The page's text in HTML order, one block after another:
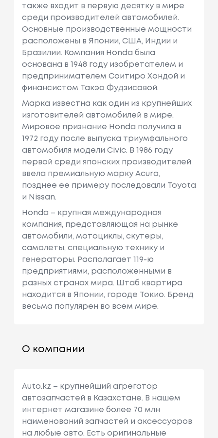
также входит в первую десятку в мире
среди производителей автомобилей.
Основные производственные мощности
расположены в Японии, США, Индии и
Бразилии. Компания Honda была
основана в 1948 году изобретателем и
предпринимателем Соитиро Хондой и
финансистом Такэо Фудзисавой.
Марка известна как один из крупнейших
изготовителей автомобилей в мире.
Мировое признание Honda получила в
1972 году после выпуска триумфального
автомобиля модели Civic. В 1986 году
первой среди японских производителей
ввела премиальную марку Acura,
позднее ее примеру последовали Toyota
и Nissan.
Honda – крупная международная
компания, представляющая на рынке
автомобили, мотоциклы, скутеры,
самолеты, специальную технику и
генераторы. Располагает 119-ю
предприятиями, расположенными в
разных странах мира. Штаб квартира
находится в Японии, городе Токио. Бренд
весьма популярен во всем мире.
О компании
Auto.kz – крупнейший агрегатор
автозапчастей в Казахстане. В нашем
интернет магазине более 70 млн
наименований запчастей и аксессуаров
на любые авто. Есть оригинальные